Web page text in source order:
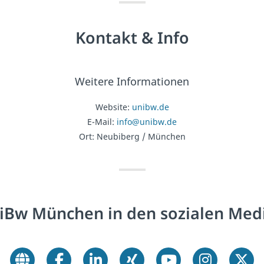
Kontakt & Info
Weitere Informationen
Website: unibw.de
E-Mail: info@unibw.de
Ort: Neubiberg / München
München in den sozialen